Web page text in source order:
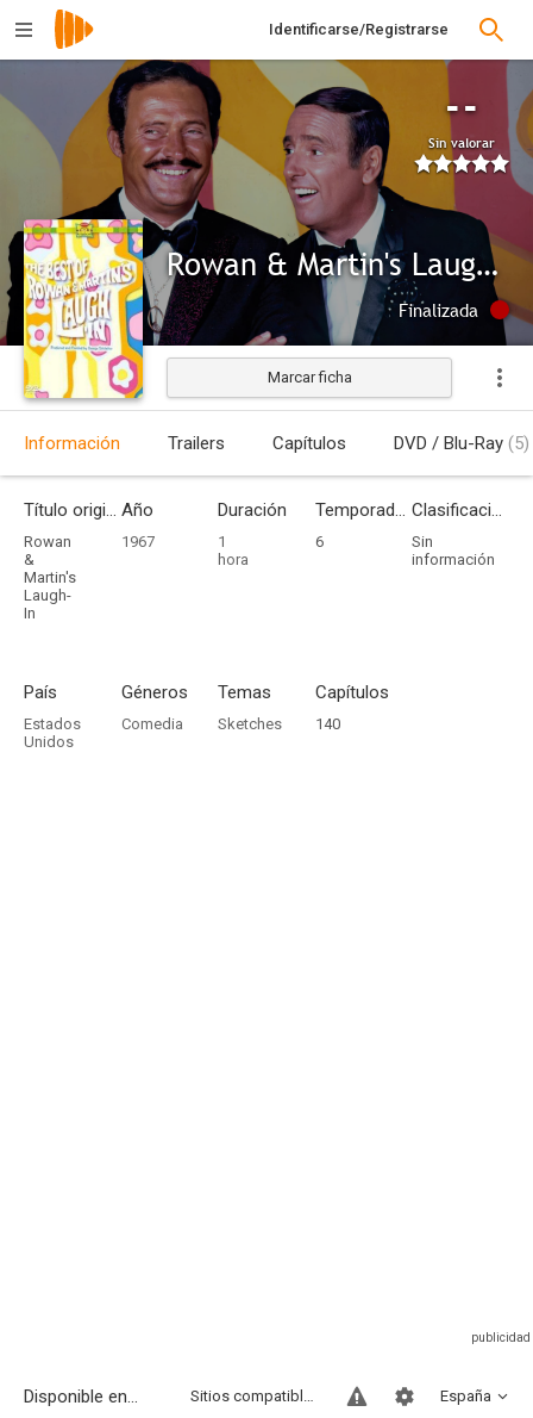
Identificarse/Registrarse
--
Sin valorar
Rowan & Martin's Laugh-In
Finalizada
Marcar ficha
Información Trailers Capítulos DVD / Blu-Ray (5)
Título original
Rowan
&
Martin's
Laugh-
In
Año
1967
Duración
1
hora
Temporadas
6
Clasificación por edades
Sin
información
País
Estados
Unidos
Géneros
Comedia
Temas
Sketches
Capítulos
140
Disponible en... España
Sitios compatibles